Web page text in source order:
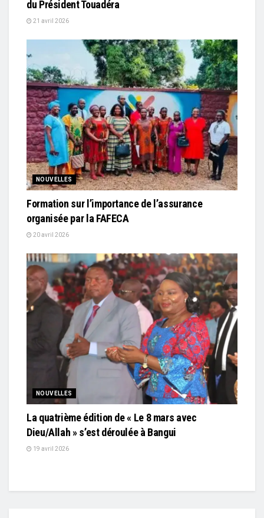
du Président Touadéra
21 avril 2026
NOUVELLES
Formation sur l’importance de l’assurance
organisée par la FAFECA
20 avril 2026
NOUVELLES
La quatrième édition de « Le 8 mars avec
Dieu/Allah » s’est déroulée à Bangui
19 avril 2026